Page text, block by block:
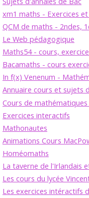
xm1 maths - Exercices
QCM de maths - 2ndes,
Le Web pédagogique
Maths54 - cours,
Bacamaths - cours
In f(x) Venenum -
Annuaire cours et sujets
Cours de
Exercices interactifs
Mathonautes
Animations Cours
Homéomaths
La taverne de l'Irlandais
Les cours du lycée
Les exercices intéractifs